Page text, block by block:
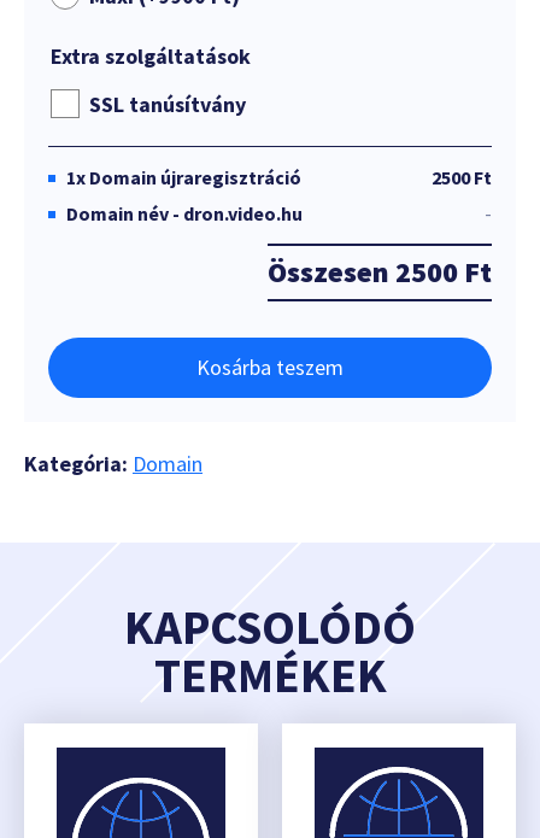
Extra szolgáltatások
SSL tanúsítvány
1x Domain újraregisztráció
2500 Ft
Domain név - dron.video.hu
-
Összesen 2500 Ft
Kosárba teszem
Kategória: Domain
KAPCSOLÓDÓ
TERMÉKEK